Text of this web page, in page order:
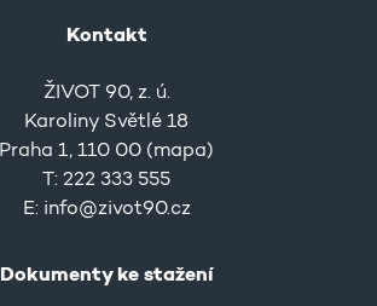
Kontakt
ŽIVOT 90, z. ú.
Karoliny Světlé 18
Praha 1, 110 00 (mapa)
T: 222 333 555
E: info@zivot90.cz
Dokumenty ke stažení